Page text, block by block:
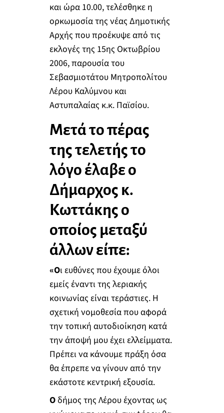
και ώρα 10.00, τελέσθηκε η
ορκωμοσία της νέας Δημοτικής
Αρχής που προέκυψε από τις
εκλογές της 15ης Οκτωβρίου
2006, παρουσία του
Σεβασμιοτάτου Μητροπολίτου
Λέρου Καλύμνου και
Αστυπαλαίας κ.κ. Παϊσίου.
Μετά το πέρας
της τελετής το
λόγο έλαβε ο
Δήμαρχος κ.
Κωττάκης ο
οποίος μεταξύ
άλλων είπε:
«Οι ευθύνες που έχουμε όλοι
εμείς έναντι της λεριακής
κοινωνίας είναι τεράστιες. Η
σχετική νομοθεσία που αφορά
την τοπική αυτοδιοίκηση κατά
την άποψή μου έχει ελλείμματα.
Πρέπει να κάνουμε πράξη όσα
θα έπρεπε να γίνουν από την
εκάστοτε κεντρική εξουσία.
Οδήμος της Λέρου έχοντας ως